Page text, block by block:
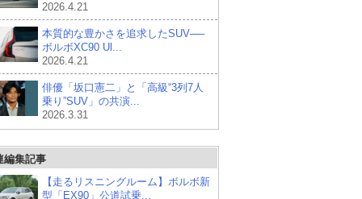
2026.4.21
本質的な豊かさを追求したSUV──
ボルボXC90 Ul...
2026.4.21
俳優「坂口憲二」と「高級“3列7人
乗り”SUV」の共演...
2026.3.31
編集記事
【走るリスニングルーム】ボルボ新
型「EX90」公道試乗...